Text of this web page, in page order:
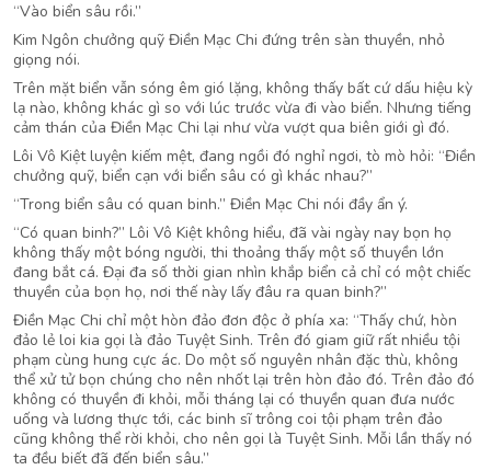
“Vào biển sâu rồi.”
Kim Ngôn chưởng quỹ Điền Mạc Chi đứng trên sàn thuyền, nhỏ
giọng nói.
Trên mặt biển vẫn sóng êm gió lặng, không thấy bất cứ dấu hiệu kỳ
lạ nào, không khác gì so với lúc trước vừa đi vào biển. Nhưng tiếng
cảm thán của Điền Mạc Chi lại như vừa vượt qua biên giới gì đó.
Lôi Vô Kiệt luyện kiếm mệt, đang ngồi đó nghỉ ngơi, tò mò hỏi: “Điền
chưởng quỹ, biển cạn với biển sâu có gì khác nhau?”
“Trong biển sâu có quan binh.” Điền Mạc Chi nói đầy ẩn ý.
“Có quan binh?” Lôi Vô Kiệt không hiểu, đã vài ngày nay bọn họ
không thấy một bóng người, thi thoảng thấy một số thuyền lớn
đang bắt cá. Đại đa số thời gian nhìn khắp biển cả chỉ có một chiếc
thuyền của bọn họ, nơi thế này lấy đâu ra quan binh?”
Điền Mạc Chi chỉ một hòn đảo đơn độc ở phía xa: “Thấy chứ, hòn
đảo lẻ loi kia gọi là đảo Tuyệt Sinh. Trên đó giam giữ rất nhiều tội
phạm cùng hung cực ác. Do một số nguyên nhân đặc thù, không
thể xử tử bọn chúng cho nên nhốt lại trên hòn đảo đó. Trên đảo đó
không có thuyền đi khỏi, mỗi tháng lại có thuyền quan đưa nước
uống và lương thực tới, các binh sĩ trông coi tội phạm trên đảo
cũng không thể rời khỏi, cho nên gọi là Tuyệt Sinh. Mỗi lần thấy nó
ta đều biết đã đến biển sâu.”